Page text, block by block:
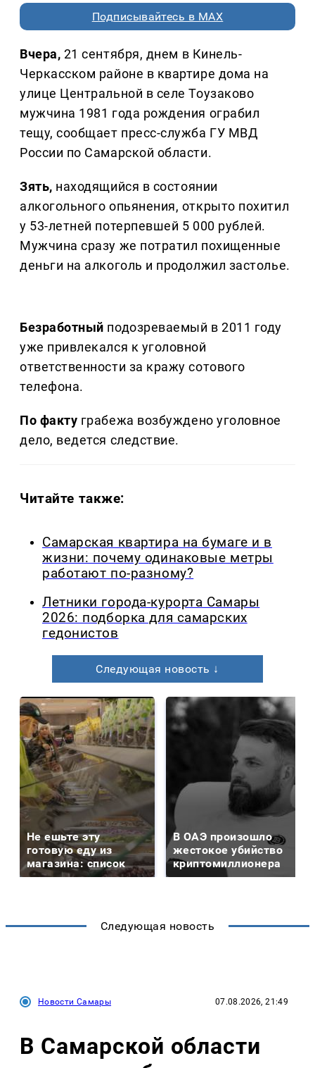
Подписывайтесь в MAX
Вчера, 21 сентября, днем в Кинель-
Черкасском районе в квартире дома на
улице Центральной в селе Тоузаково
мужчина 1981 года рождения ограбил
тещу, сообщает пресс-служба ГУ МВД
России по Самарской области.
Зять, находящийся в состоянии
алкогольного опьянения, открыто похитил
у 53-летней потерпевшей 5 000 рублей.
Мужчина сразу же потратил похищенные
деньги на алкоголь и продолжил застолье.
Безработный подозреваемый в 2011 году
уже привлекался к уголовной
ответственности за кражу сотового
телефона.
По факту грабежа возбуждено уголовное
дело, ведется следствие.
Читайте также:
Самарская квартира на бумаге и в
жизни: почему одинаковые метры
работают по-разному?
Летники города-курорта Самары
2026: подборка для самарских
гедонистов
Следующая новость ↓
Не ешьте эту
готовую еду из
магазина: список
В ОАЭ произошло
жестокое убийство
криптомиллионера
Следующая новость
Новости Самары 07.08.2026, 21:49
В Самарской области